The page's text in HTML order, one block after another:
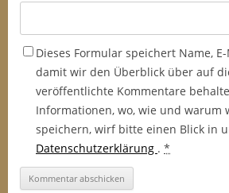
Dieses Formular speichert Name,
damit wir den Überblick über auf
veröffentlichte Kommentare
Informationen, wo, wie und warum
speichern, wirf bitte einen Blick in
Datenschutzerklärung . *